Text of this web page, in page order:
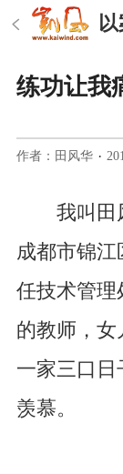
练功让我
作者：田风华 ·
我叫田风
成都市锦
任技术管理
的教师，女
一家三口日
羡慕。